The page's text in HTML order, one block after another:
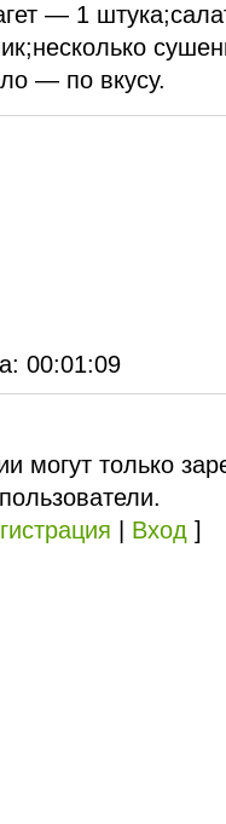
— 1
— по вкусу.
: 00:01:09
могут только
пользователи.
Вход ]